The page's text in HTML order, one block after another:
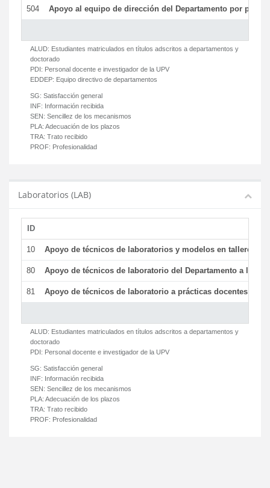
504 Apoyo al equipo de dirección del Departamento por parte
ALUD: Estudiantes matriculados en títulos adscritos a departamentos y
doctorado
PDI: Personal docente e investigador de la UPV
EDDEP: Equipo directivo de departamentos
SG: Satisfacción general
INF: Información recibida
SEN: Sencillez de los mecanismos
PLA: Adecuación de los plazos
TRA: Trato recibido
PROF: Profesionalidad
Laboratorios (LAB)
ID
10 Apoyo de técnicos de laboratorios y modelos en talleres/
80 Apoyo de técnicos de laboratorio del Departamento a la
81 Apoyo de técnicos de laboratorio a prácticas docentes y
ALUD: Estudiantes matriculados en títulos adscritos a departamentos y
doctorado
PDI: Personal docente e investigador de la UPV
SG: Satisfacción general
INF: Información recibida
SEN: Sencillez de los mecanismos
PLA: Adecuación de los plazos
TRA: Trato recibido
PROF: Profesionalidad